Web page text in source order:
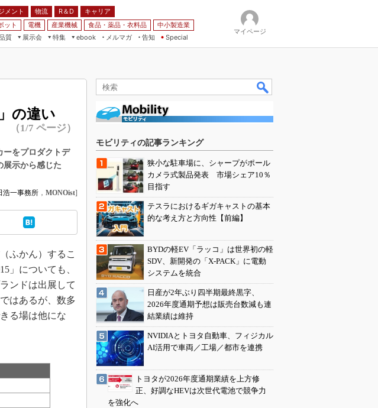
メント 物流 R＆D
キャリア
ット 電機 産業機械 食品・薬品・衣料品
中小製造業
質
展示会
特集
ebook
メルマガ
告知 Special
マイページ
の違い
（1/7 ページ）
ーをプロダクトデ
展示から感じた
浩一事務所 ， MONOist]
ふかん）するこ
」についても、
ンドは出展して
はあるが、数多
る場は他にな
モビリティの記事ランキング
狭小な駐車場に、シャープがポール
カメラ式製品発表 市場シェア10％
目指す
テスラにおけるギガキャストの基本
的な考え方と方向性【前編】
BYDの軽EV「ラッコ」は世界初の軽
SDV、新開発の「X-PACK」に電動
システムを統合
日産が2年ぶり四半期最終黒字、
2026年度通期予想は販売台数減も連
結業績は維持
NVIDIAとトヨタ自動車、フィジカル
AI活用で車両／工場／都市を連携
トヨタが2026年度通期業績を上方修
正、好調なHEVは次世代電池で競争力
を強化へ